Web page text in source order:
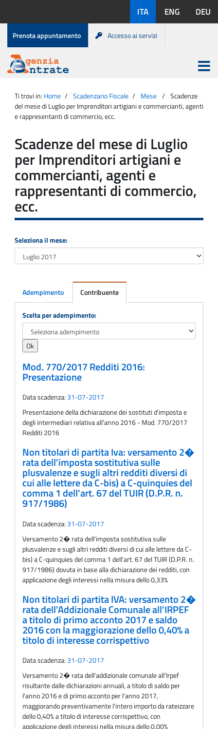
contenuto
disponibili:
ITA ENG DEU
Menu
di
servizio
Prenota appuntamento Accesso ai servizi
Agenzia
Entrate
Apri
menu
principale
Ti trovi in: Home Scadenzario Fiscale Mese
Scadenze
del mese di Luglio per Imprenditori artigiani e commercianti, agenti
e rappresentanti di commercio, ecc.
Scadenze del mese di Luglio
per Imprenditori artigiani e
commercianti, agenti e
rappresentanti di commercio,
ecc.
Seleziona il mese:
Adempimento Contribuente
Adempimento
Scelta per adempimento:
Mod. 770/2017 Redditi 2016:
Presentazione
Data scadenza: 31-07-2017
Presentazione della dichiarazione dei sostituti d'imposta e
degli intermediari relativa all'anno 2016 - Mod. 770/2017
Redditi 2016
Non titolari di partita Iva: versamento 2�
rata dell'imposta sostitutiva sulle
plusvalenze e sugli altri redditi diversi di
cui alle lettere da C-bis) a C-quinquies del
comma 1 dell'art. 67 del TUIR (D.P.R. n.
917/1986)
Data scadenza: 31-07-2017
Versamento 2� rata dell'imposta sostitutiva sulle
plusvalenze e sugli altri redditi diversi di cui alle lettere da C-
bis) a C-quinquies del comma 1 dell'art. 67 del TUIR (D.P.R. n.
917/1986) dovuta in base alla dichiarazione dei redditi, con
applicazione degli interessi nella misura dello 0,33%
Non titolari di partita IVA: versamento 2�
rata dell'Addizionale Comunale all'IRPEF
a titolo di primo acconto 2017 e saldo
2016 con la maggiorazione dello 0,40% a
titolo di interesse corrispettivo
Data scadenza: 31-07-2017
Versamento 2� rata dell'addizionale comunale all'Irpef
risultante dalle dichiarazioni annuali, a titolo di saldo per
l'anno 2016 e di primo acconto per l'anno 2017,
maggiorando preventivamente l'intero importo da rateizzare
dello 0,40% a titolo di interesse corrispettivo, con
applicazione degli interessi nella misura dello 0,00%